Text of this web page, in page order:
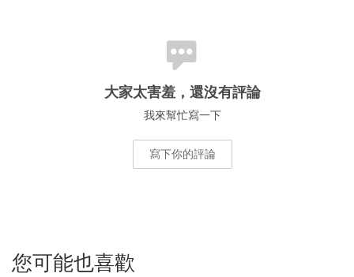
大家太害羞，還沒有評論
我來幫忙寫一下
寫下你的評論
您可能也喜歡